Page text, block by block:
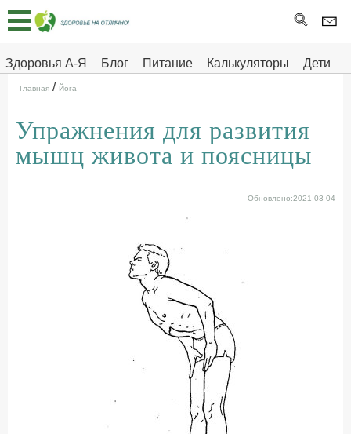
Здоровья А-Я Блог Питание Калькуляторы
Дети
Главная
Тесты
Про
ДЕТЯМ
Главная / Йога
Упражнения для развития
мышц живота и поясницы
Обновлено:2021-03-04